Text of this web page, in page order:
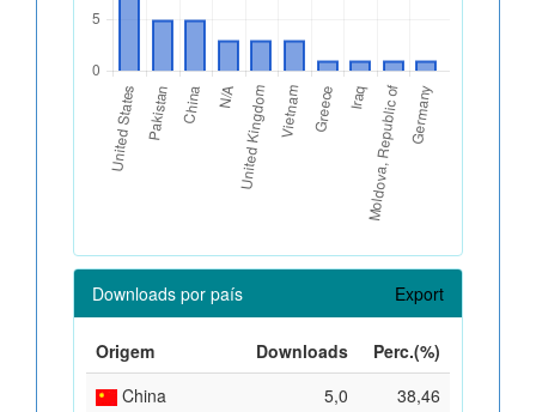
Downloads por país Export
Origem Downloads
Perc.(%)
China
5,0
38,46